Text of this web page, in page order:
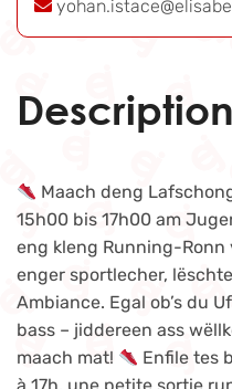
Description
Maach deng
15h00 bis 17h00 am
eng kleng Running-Ronn
enger sportlecher,
Ambiance. Egal ob’s du
bass – jiddereen ass
maach mat!
Enfile tes